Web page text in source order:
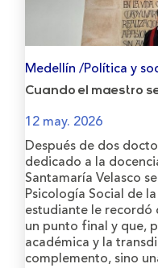
Medellín /Política y
Cuando el maestro
12 may. 2026
Después de dos
dedicado a la
Santamaría Velasco
Psicología Social de
estudiante le
un punto final y que,
académica y la
complemento, sino